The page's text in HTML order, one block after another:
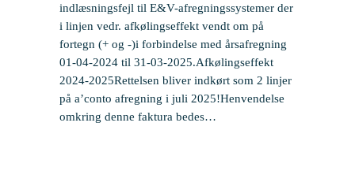
indlæsningsfejl til E&V-afregningssystemer der
i linjen vedr. afkølingseffekt vendt om på
fortegn (+ og -)i forbindelse med årsafregning
01-04-2024 til 31-03-2025.Afkølingseffekt
2024-2025Rettelsen bliver indkørt som 2 linjer
på a’conto afregning i juli 2025!Henvendelse
omkring denne faktura bedes…